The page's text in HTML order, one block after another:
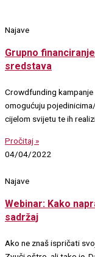
Najave
Grupno
sredstava
Crowdfunding
omogućuju
cijelom svijetu te ih
Pročitaj »
04/04/2022
Najave
Webinar: Kako
sadržaj
Ako ne znaš ispričati